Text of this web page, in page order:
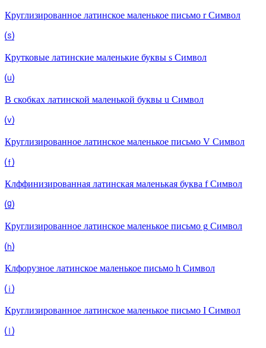
Круглизированное латинское маленькое письмо r Символ
⒮
Крутковые латинские маленькие буквы s Символ
⒰
В скобках латинской маленькой буквы u Символ
⒱
Круглизированное латинское маленькое письмо V Символ
⒡
Клффинизированная латинская маленькая буква f Символ
⒢
Круглизированное латинское маленькое письмо g Символ
⒣
Клфорузное латинское маленькое письмо h Символ
⒤
Круглизированное латинское маленькое письмо I Символ
⒧